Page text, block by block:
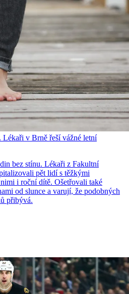
v Brně řeší vážné letní
bez stínu. Lékaři z Fakultní
pět lidí s těžkými
i roční dítě. Ošetřovali také
od slunce a varují, že podobných
přibývá.